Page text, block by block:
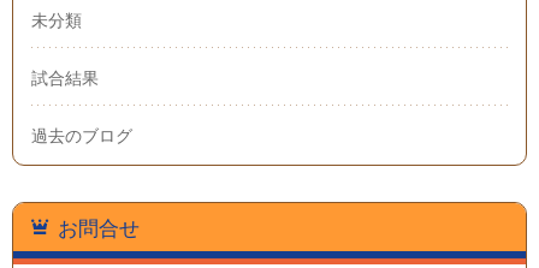
未分類
試合結果
過去のブログ
お問合せ